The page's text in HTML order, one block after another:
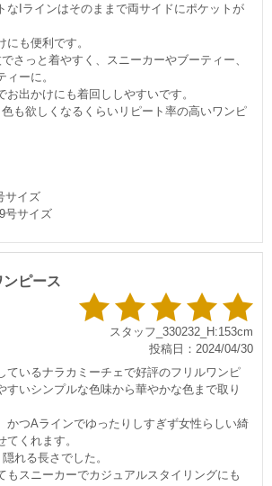
なIラインはそのままで両サイドにポケットが
も便利です。
さっと着やすく、スニーカーやブーティー、
ーに。
お出かけにも着回ししやすいです。
も欲しくなるくらいリピート率の高いワンピ
サイズ
号サイズ
ピース
スタッフ_330232_H:153cm
投稿日：2024/04/30
ているナラカミーチェで好評のフリルワンピ
すいシンプルな色味から華やかな色まで取り
かつAラインでゆったりしすぎず女性らしい綺
くれます。
れる長さでした。
もスニーカーでカジュアルスタイリングにも